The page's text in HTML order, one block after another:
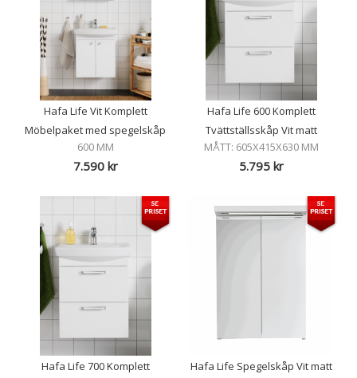
Hafa Life Vit Komplett
Möbelpaket med spegelskåp
600 MM
7.590kr
Hafa Life 600 Komplett
Tvättställsskåp Vit matt
MÅTT: 605X415X630 MM
5.795 kr
Hafa Life 700 Komplett
Hafa Life Spegelskåp Vit matt